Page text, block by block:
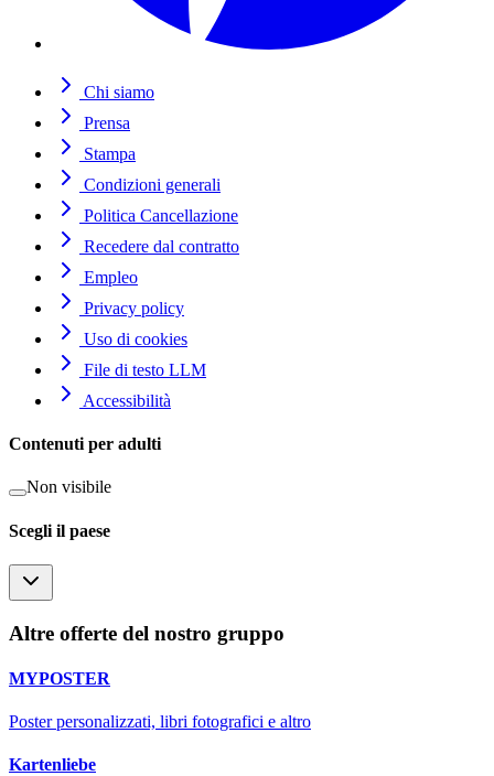
Chi siamo
Prensa
Stampa
Condizioni generali
Politica Cancellazione
Recedere dal contratto
Empleo
Privacy policy
Uso di cookies
File di testo LLM
Accessibilità
Contenuti per adulti
Non visibile
Scegli il paese
Altre offerte del nostro gruppo
MYPOSTER
Poster personalizzati, libri fotografici e altro
Kartenliebe